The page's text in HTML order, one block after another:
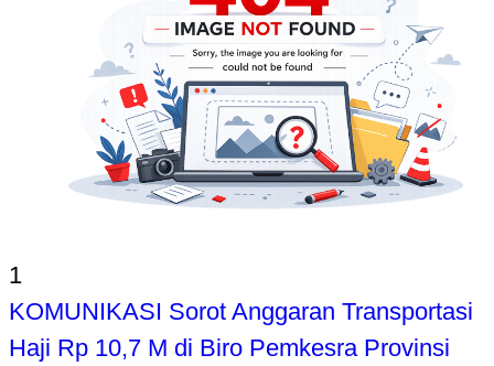
1
KOMUNIKASI Sorot Anggaran Transportasi
Haji Rp 10,7 M di Biro Pemkesra Provinsi